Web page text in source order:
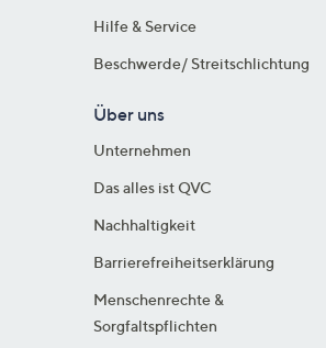
Hilfe & Service
Beschwerde/ Streitschlichtung
Über uns
Unternehmen
Das alles ist QVC
Nachhaltigkeit
Barrierefreiheitserklärung
Menschenrechte &
Sorgfaltspflichten